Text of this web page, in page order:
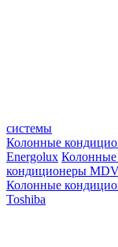
системы
Колонные
Energolux Колонные
кондиционеры
Колонные
Toshiba